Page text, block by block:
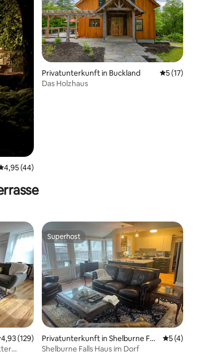
Bewertungen
Bewertung: 4,95 von 5, 44 Bewertungen
4,95 (44)
Privatunterkunft in Buckland Durchschnittliche
5 (17)
Das Holzhaus
Bewertungen
Bewertung: 4,93 von 5, 129 Bewertungen
4,93 (129)
Superhost
Superhost
Privatunterkunft in Shelburne Fall
s
5 (4)
Shelburne Falls Haus im Dorf